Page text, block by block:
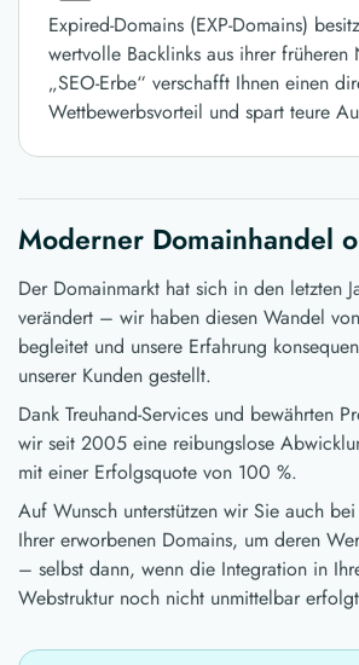
Expired-Domains (EXP-Domains)
wertvolle Backlinks aus ihrer früheren
„SEO-Erbe“ verschafft Ihnen einen
Wettbewerbsvorteil und spart teure
Moderner Domainhandel
Der Domainmarkt hat sich in den letzten
verändert – wir haben diesen Wandel
begleitet und unsere Erfahrung
unserer Kunden gestellt.
Dank Treuhand-Services und bewährten
wir seit 2005 eine reibungslose
mit einer Erfolgsquote von 100 %.
Auf Wunsch unterstützen wir Sie auch
Ihrer erworbenen Domains, um deren
– selbst dann, wenn die Integration in
Webstruktur noch nicht unmittelbar